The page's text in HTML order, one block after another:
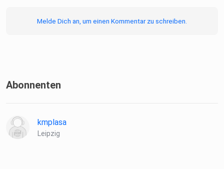
Melde Dich an, um einen Kommentar zu schreiben.
Abonnenten
kmplasa
Leipzig